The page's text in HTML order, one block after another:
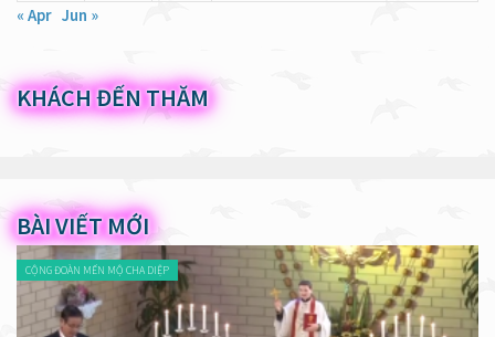
« Apr Jun »
KHÁCH ĐẾN THĂM
BÀI VIẾT MỚI
CỘNG ĐOÀN MẾN MỘ CHA DIỆP